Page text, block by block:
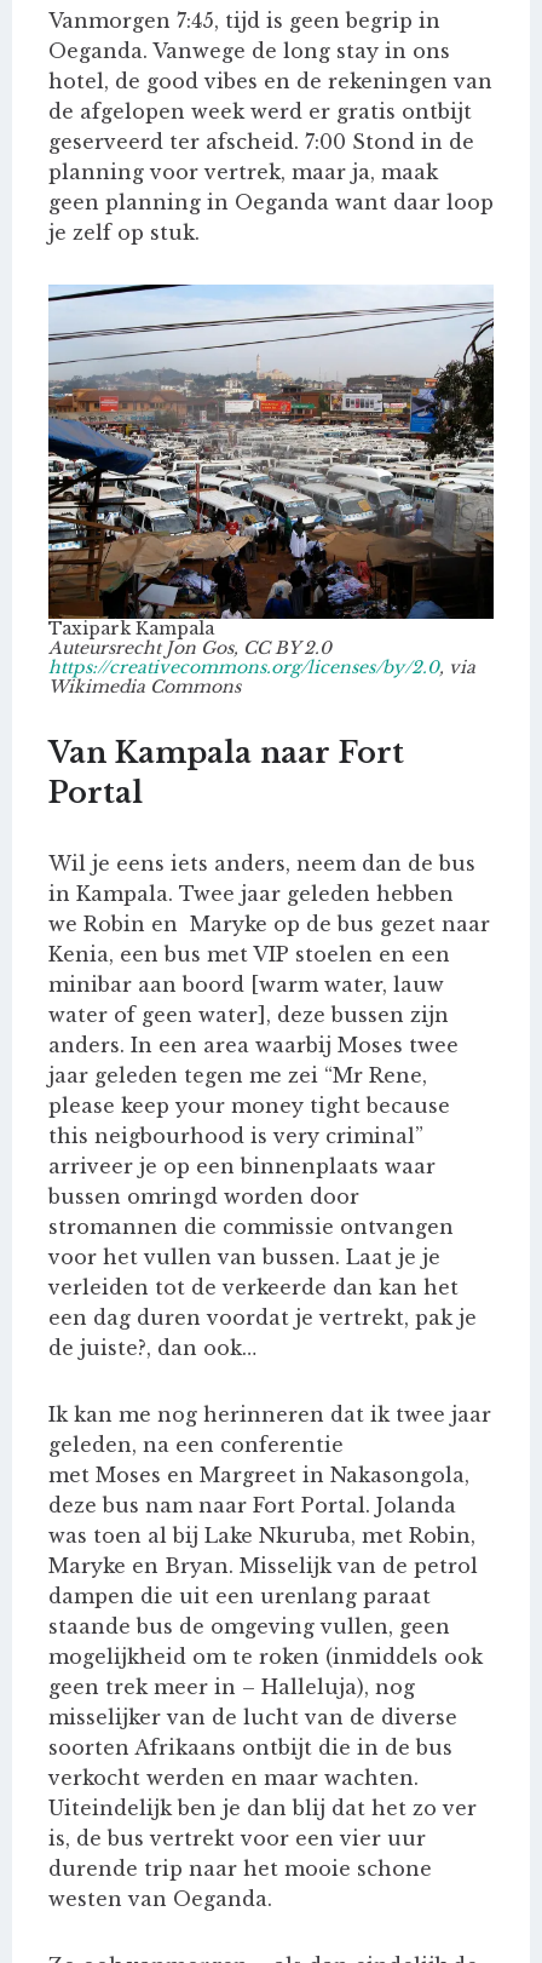
Vanmorgen 7:45, tijd is geen begrip in
Oeganda. Vanwege de long stay in ons
hotel, de good vibes en de rekeningen van
de afgelopen week werd er gratis ontbijt
geserveerd ter afscheid. 7:00 Stond in de
planning voor vertrek, maar ja, maak
geen planning in Oeganda want daar loop
je zelf op stuk.
Taxipark Kampala
Auteursrecht Jon Gos, CC BY 2.0
https://creativecommons.org/licenses/by/2.0, via
Wikimedia Commons
Van Kampala naar Fort
Portal
Wil je eens iets anders, neem dan de bus
in Kampala. Twee jaar geleden hebben
we Robin en Maryke op de bus gezet naar
Kenia, een bus met VIP stoelen en een
minibar aan boord [warm water, lauw
water of geen water], deze bussen zijn
anders. In een area waarbij Moses twee
jaar geleden tegen me zei “Mr Rene,
please keep your money tight because
this neigbourhood is very criminal”
arriveer je op een binnenplaats waar
bussen omringd worden door
stromannen die commissie ontvangen
voor het vullen van bussen. Laat je je
verleiden tot de verkeerde dan kan het
een dag duren voordat je vertrekt, pak je
de juiste?, dan ook…
Ik kan me nog herinneren dat ik twee jaar
geleden, na een conferentie
met Moses en Margreet in Nakasongola,
deze bus nam naar Fort Portal. Jolanda
was toen al bij Lake Nkuruba, met Robin,
Maryke en Bryan. Misselijk van de petrol
dampen die uit een urenlang paraat
staande bus de omgeving vullen, geen
mogelijkheid om te roken (inmiddels ook
geen trek meer in – Halleluja), nog
misselijker van de lucht van de diverse
soorten Afrikaans ontbijt die in de bus
verkocht werden en maar wachten.
Uiteindelijk ben je dan blij dat het zo ver
is, de bus vertrekt voor een vier uur
durende trip naar het mooie schone
westen van Oeganda.